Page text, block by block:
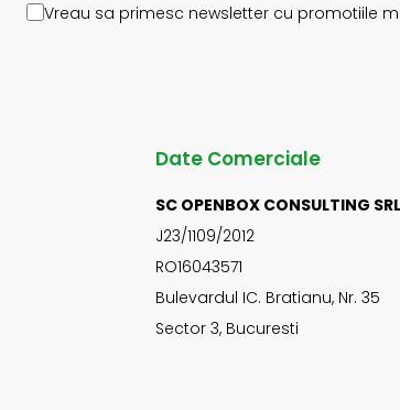
Vreau sa primesc newsletter cu promotiile
Date Comerciale
SC OPENBOX CONSULTING SRL
J23/1109/2012
RO16043571
Bulevardul IC. Bratianu, Nr. 35
Sector 3, Bucuresti